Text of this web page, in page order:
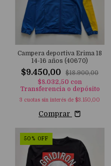
Campera deportiva Erima 18
14-16 años (40670)
$9.450,00
$18.900,00
$8.032,50 con
Transferencia o depósito
3 cuotas sin interés de $3.150,00
Comprar
50 % OFF